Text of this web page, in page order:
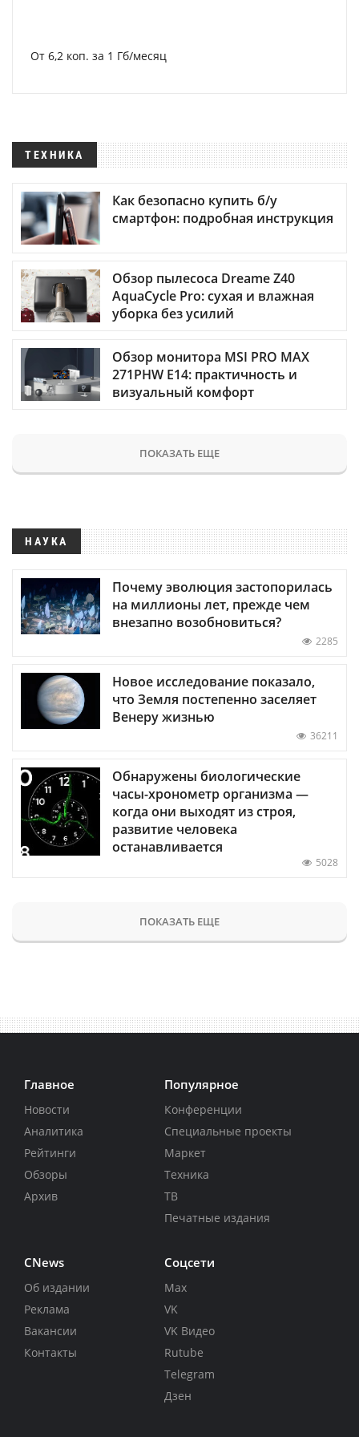
От 6,2 коп. за 1 Гб/месяц
ТЕХНИКА
Как безопасно купить б/у
смартфон: подробная инструкция
Обзор пылесоса Dreame Z40
AquaCycle Pro: сухая и влажная
уборка без усилий
Обзор монитора MSI PRO MAX
271PHW E14: практичность и
визуальный комфорт
ПОКАЗАТЬ ЕЩЕ
НАУКА
Почему эволюция застопорилась
на миллионы лет, прежде чем
внезапно возобновиться?
2285
Новое исследование показало,
что Земля постепенно заселяет
Венеру жизнью
36211
Обнаружены биологические
часы-хронометр организма —
когда они выходят из строя,
развитие человека
останавливается
5028
ПОКАЗАТЬ ЕЩЕ
Главное
Новости
Аналитика
Рейтинги
Обзоры
Архив
Популярное
Конференции
Специальные проекты
Маркет
Техника
ТВ
Печатные издания
CNews
Об издании
Реклама
Вакансии
Контакты
Соцсети
Max
VK
VK Видео
Rutube
Telegram
Дзен